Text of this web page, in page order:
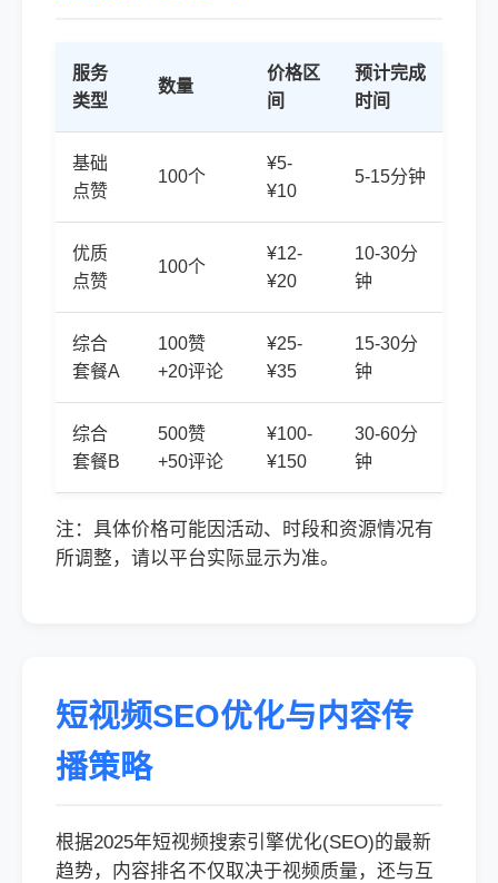
服务
类型
数量
价格区
间
预计完成
时间
基础
点赞
100个
¥5-
¥10
5-15分钟
优质
点赞
100个
¥12-
¥20
10-30分
钟
综合
套餐A
100赞
+20评论
¥25-
¥35
15-30分
钟
综合
套餐B
500赞
+50评论
¥100-
¥150
30-60分
钟
注：具体价格可能因活动、时段和资源情况有
所调整，请以平台实际显示为准。
短视频SEO优化与内容传
播策略
根据2025年短视频搜索引擎优化(SEO)的最新
趋势，内容排名不仅取决于视频质量，还与互